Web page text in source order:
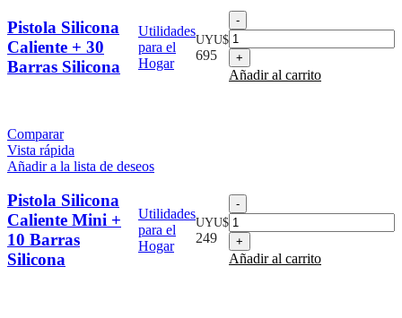
Pistola Silicona
Caliente + 30
Barras Silicona
Utilidades
para el
Hogar
UYU$
695
Pistola
Silicona
Caliente
+
30
Añadir al carrito
Comparar
Vista rápida
Añadir a la lista de deseos
Pistola Silicona
Caliente Mini +
10 Barras
Silicona
Utilidades
para el
Hogar
UYU$
249
Pistola
Silicona
Caliente
Mini
+
Añadir al carrito